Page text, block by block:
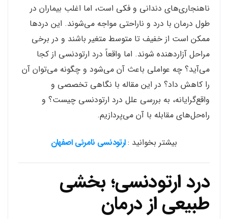
ناهنجاری‌های دندانی و فکی است، اما اغلب بیماران در
طول درمان با درد و ناراحتی مواجه می‌شوند. این دردها
ممکن است از خفیف تا متوسط متغیر باشند و در برخی
مراحل آزاردهنده شوند. اما واقعاً درد ارتودنسی از کجا
می‌آید؟ چه عواملی باعث آن می‌شود و چگونه می‌توان آن
را کاهش داد؟ در این مقاله با نگاهی تخصصی و
واقع‌گرایانه، به بررسی علل درد ارتودنسی چیست؟ و
راه‌حل‌های مقابله با آن می‌پردازیم.
بیشتر بخوانید :ارتودنسی نامرئی اصفهان
درد ارتودنسی؛ بخشی
طبیعی از درمان